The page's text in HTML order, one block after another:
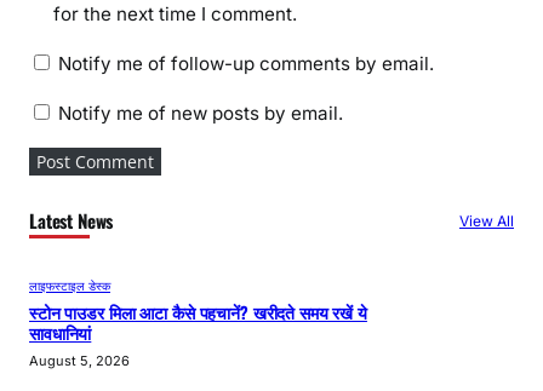
for the next time I comment.
Notify me of follow-up comments by email.
Notify me of new posts by email.
Latest News View All
लाइफस्टाइल डेस्क
स्टोन पाउडर मिला आटा कैसे पहचानें? खरीदते समय रखें ये
सावधानियां
August 5, 2026